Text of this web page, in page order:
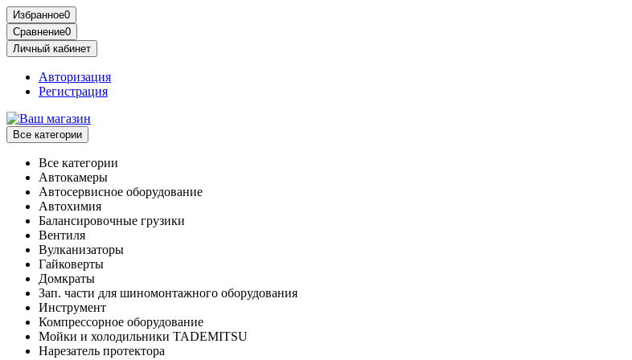
Избранное0
Сравнение0
Личный кабинет
Авторизация
Регистрация
Все категории
Все категории
Автокамеры
Автосервисное оборудование
Автохимия
Балансировочные грузики
Вентиля
Вулканизаторы
Гайковерты
Домкраты
Зап. части для шиномонтажного оборудования
Инструмент
Компрессорное оборудование
Мойки и холодильники TADEMITSU
Нарезатель протектора